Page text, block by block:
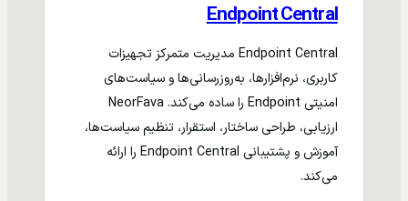
Endpoint Central
Endpoint Central مدیریت متمرکز تجهیزات
کاربری، نرم‌افزارها، به‌روزرسانی‌ها و سیاست‌های
امنیتی Endpoint را ساده می‌کند. NeorFava
ارزیابی، طراحی ساختار، استقرار، تنظیم سیاست‌ها،
آموزش و پشتیبانی Endpoint Central را ارائه
می‌کند.